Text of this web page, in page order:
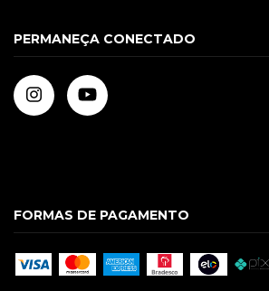
PERMANEÇA CONECTADO
FORMAS DE PAGAMENTO